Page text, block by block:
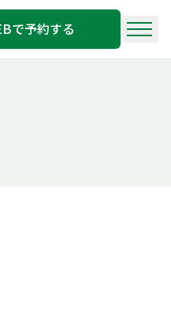
で予約する